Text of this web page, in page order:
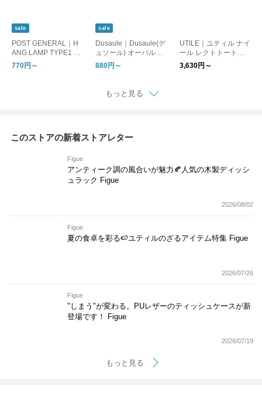
sale
POST GENERAL｜H
ANG LAMP TYPE1 ハ
ングランプ タイプワ
770円～
sale
Dusaule｜Dusaule(デ
ュソール) オーバルバ
ッグ/レクトバッグ
880円～
UTILE｜ユティル ナイ
ール レクトトートバ
ッグ
3,630円～
もっと見る
このストアの新着ストアレター
Figue
アンティーク調の風合いが魅力🍂人気の木製ディッシ
ュラック Figue
2026/08/02
Figue
夏の食卓を彩る🍉ユティルのざるアイテム特集 Figue
2026/07/26
Figue
"しまう"が変わる。PUレザーのティッシュケースが新
登場です！ Figue
2026/07/19
もっと見る